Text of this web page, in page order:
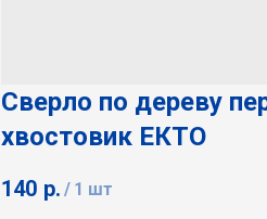
Сверло по дереву
хвостовик ЕКТО
140 р. / 1 шт